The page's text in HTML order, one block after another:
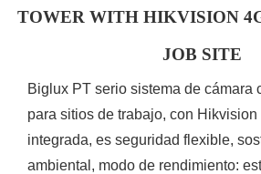
TOWER WITH HIKVISION
JOB SITE
Biglux PT serio sistema de cámara
para sitios de trabajo, con Hikvision
integrada, es seguridad flexible,
ambiental, modo de rendimiento: